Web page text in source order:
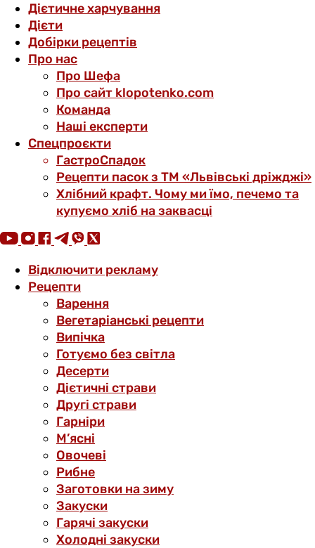
Дієтичне харчування
Дієти
Добірки рецептів
Про нас
Про Шефа
Про сайт klopotenko.com
Команда
Наші експерти
Спецпроєкти
ГастроСпадок
Рецепти пасок з ТМ «Львівські дріжджі»
Хлібний крафт. Чому ми їмо, печемо та
купуємо хліб на заквасці
Відключити рекламу
Рецепти
Варення
Вегетаріанські рецепти
Випічка
Готуємо без світла
Десерти
Дієтичні страви
Другі страви
Гарніри
М’ясні
Овочеві
Рибне
Заготовки на зиму
Закуски
Гарячі закуски
Холодні закуски